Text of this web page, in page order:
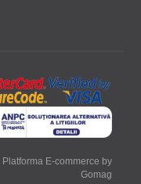
Platforma E-commerce by
Gomag